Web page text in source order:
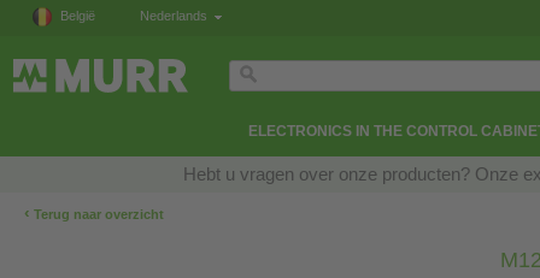
België Nederlands
ELECTRONICS IN THE CONTROL
Hebt u vragen over onze producten? Onze
‹ Terug naar overzicht